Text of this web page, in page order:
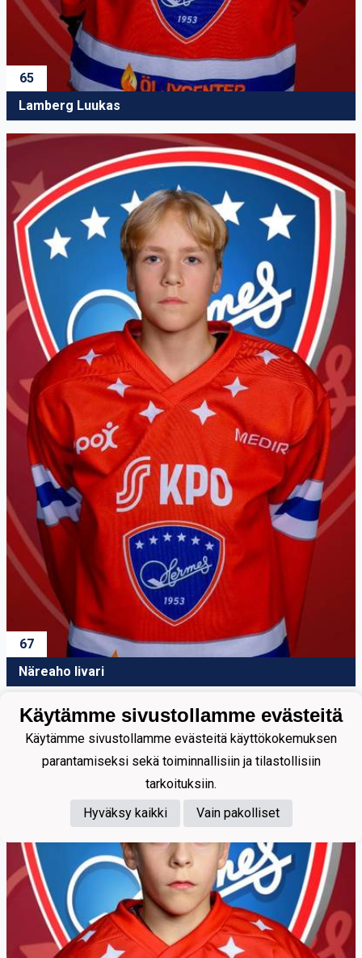
65
Lamberg Luukas
67
Näreaho Iivari
Käytämme sivustollamme evästeitä
Käytämme sivustollamme evästeitä käyttökokemuksen
parantamiseksi sekä toiminnallisiin ja tilastollisiin
tarkoituksiin.
Hyväksy kaikki
Vain pakolliset